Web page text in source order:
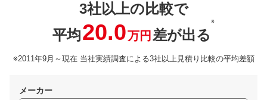
3社以上の比較で
平均20.0万円 差が出る
※
※2011年9月～現在 当社実績調査による3社以上見積り比較の平均差額
メーカー